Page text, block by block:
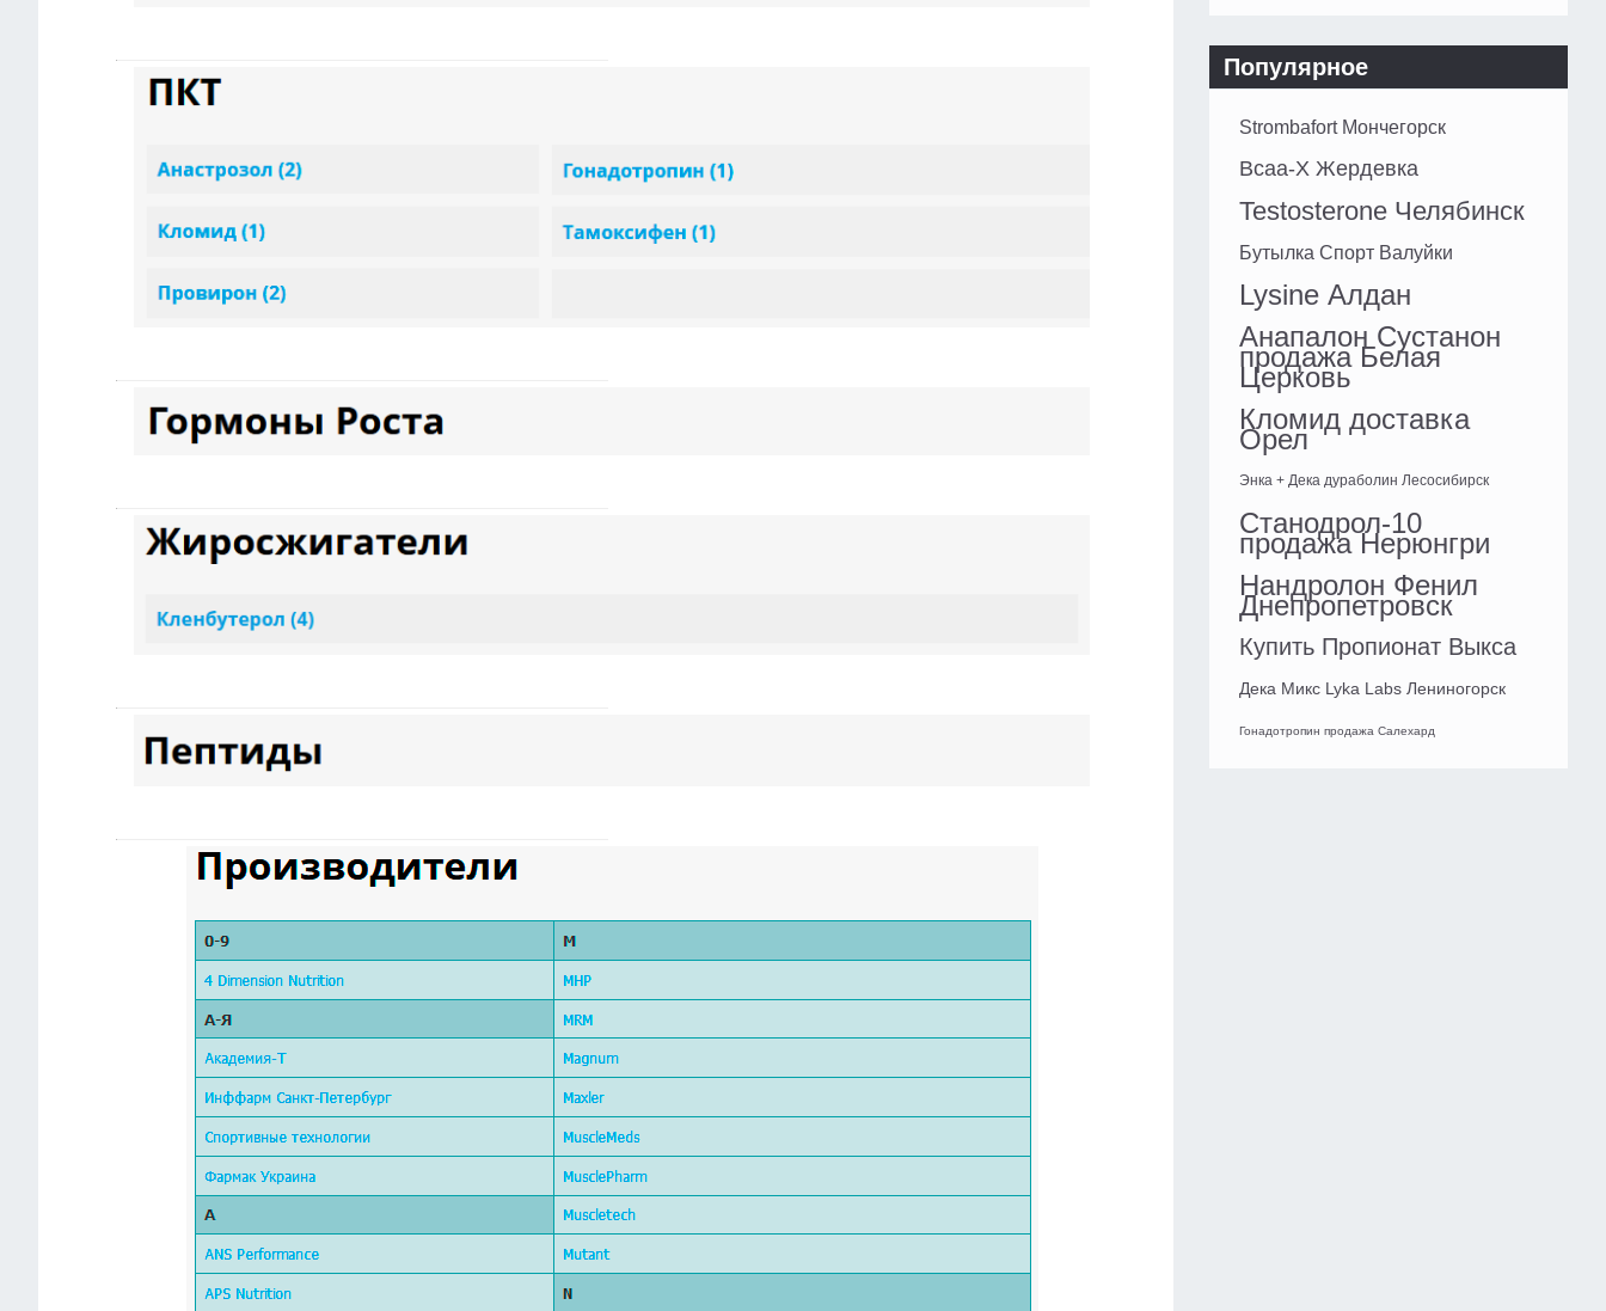
Популярное
Strombafort Мончегорск
Bcaa-X Жердевка
Testosterone Челябинск
Бутылка Спорт Валуйки
Lysine Алдан
Анапалон Сустанон
продажа Белая
Церковь
Кломид доставка
Орел
Энка + Дека дураболин Лесосибирск
Станодрол-10
продажа Нерюнгри
Нандролон Фенил
Днепропетровск
Купить Пропионат Выкса
Дека Микс Lyka Labs Лениногорск
Гонадотропин продажа Салехард